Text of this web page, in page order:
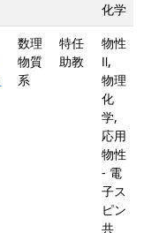
化学
数理
物質
系
特任
助教
物性
Ⅱ,
物理
化
学,
応用
物性
- 電
子ス
ピン
共